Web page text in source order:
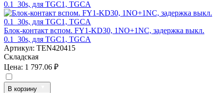
Блок-контакт вспом. FY1-KD30, 1NO+1NC, задержка выкл.
0.1_30s, для TGC1, TGCA
Артикул: TEN420415
Складская
Цена: 1 797.06 ₽
В корзину